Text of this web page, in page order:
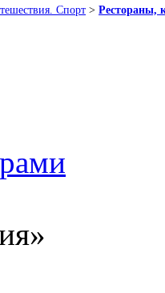
Спорт > Рестораны,